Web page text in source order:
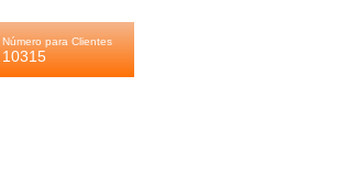
Número para Clientes
10315